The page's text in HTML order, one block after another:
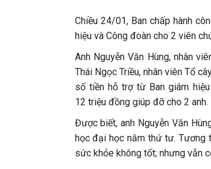
Chiều 24/01, Ban chấp hành
hiệu và Công đoàn cho 2 viên
Anh Nguyễn Văn Hùng, nhân
Thái Ngọc Triều, nhân viên Tổ
số tiền hỗ trợ từ Ban giám
12 triệu đồng giúp đỡ cho 2 anh.
Được biết, anh Nguyễn Văn
học đại học năm thứ tư. Tương
sức khỏe không tốt; nhưng vẫn